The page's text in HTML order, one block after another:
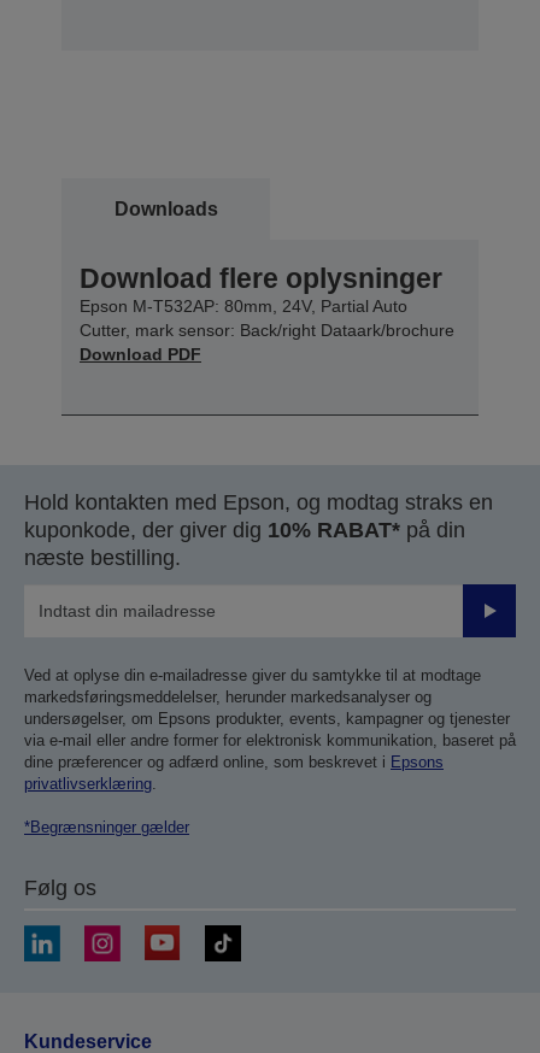
Downloads
Download flere oplysninger
Epson M-T532AP: 80mm, 24V, Partial Auto
Cutter, mark sensor: Back/right Dataark/brochure
Download PDF
Hold kontakten med Epson, og modtag straks en
kuponkode, der giver dig 10% RABAT* på din
næste bestilling.
Send
Ved at oplyse din e-mailadresse giver du samtykke til at modtage
markedsføringsmeddelelser, herunder markedsanalyser og
undersøgelser, om Epsons produkter, events, kampagner og tjenester
via e-mail eller andre former for elektronisk kommunikation, baseret på
dine præferencer og adfærd online, som beskrevet i Epsons
privatlivserklæring
*Begrænsninger gælder
Følg os
Kundeservice